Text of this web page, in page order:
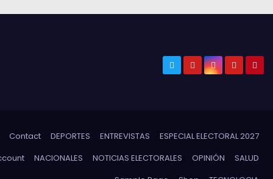
Contact DEPORTES ENTREVISTAS
ESPECIAL ELECTORAL 2027
NACIONALES NOTICIAS ELECTORALES OPINIÓN
SALUD